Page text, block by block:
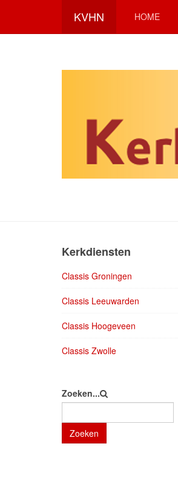
KVHN HOME
Kerkdiensten
Classis Groningen
Classis Leeuwarden
Classis Hoogeveen
Classis Zwolle
Zoeken...
Zoeken